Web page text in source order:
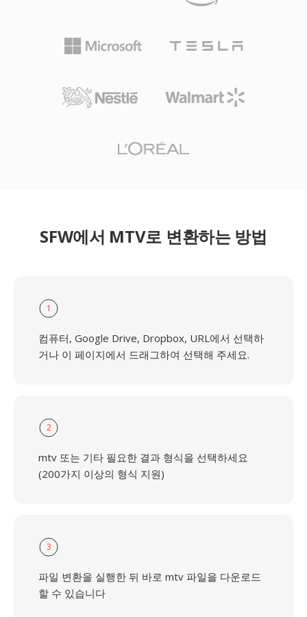
SFW에서 MTV로 변환하는 방법
1
컴퓨터, Google Drive, Dropbox, URL에서 선택하
거나 이 페이지에서 드래그하여 선택해 주세요.
2
mtv 또는 기타 필요한 결과 형식을 선택하세요
(200가지 이상의 형식 지원)
3
파일 변환을 실행한 뒤 바로 mtv 파일을 다운로드
할 수 있습니다